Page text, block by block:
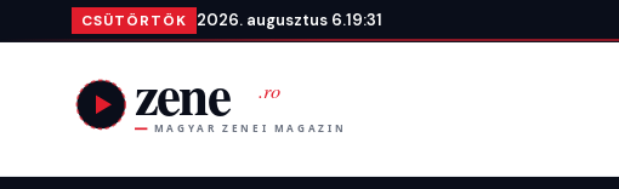
Ugrás a tartalomra
CSÜTÖRTÖK 2026. augusztus 6.19:31